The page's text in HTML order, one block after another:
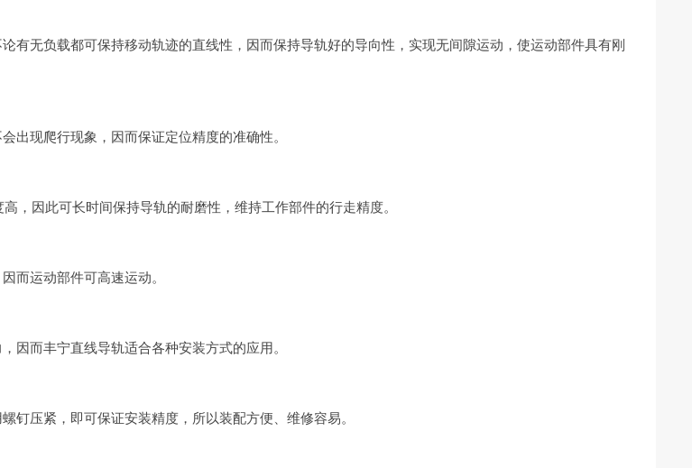
无负载都可保持移动轨迹的直线性，因而保持导轨好的导向性，实现无间隙运动，使运动部件具有刚
现爬行现象，因而保证定位精度的准确性。
因此可长时间保持导轨的耐磨性，维持工作部件的行走精度。
运动部件可高速运动。
而丰宁直线导轨适合各种安装方式的应用。
压紧，即可保证安装精度，所以装配方便、维修容易。